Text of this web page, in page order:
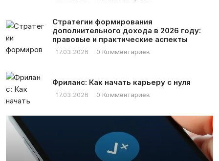
Стратегии формирования
дополнительного дохода в 2026 году:
правовые и практические аспекты
17.03.2026 0 Комментариев
Фриланс: Как начать карьеру с нуля
17.03.2026 0 Комментариев